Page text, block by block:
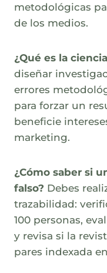
metodológicas
de los medios.
¿Qué es la
diseñar
errores
para forzar un
beneficie
marketing.
¿Cómo saber si
falso? Debes
trazabilidad:
100 personas,
y revisa si la
pares indexada